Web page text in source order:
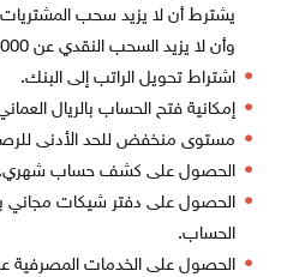
وأن لا يزيد السحب النقدي عن 1.000 ريال عماني.
اشتراط تحويل الراتب إلى البنك.
إمكانية فتح الحساب بالريال
مستوى منخفض للحد الأدنى
الحصول على كشف حساب شهري.
الحساب.
الحصول على الخدمات المصرفية